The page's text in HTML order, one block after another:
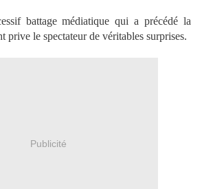
battage médiatique qui a précédé la
prive le spectateur de véritables surprises.
Publicité